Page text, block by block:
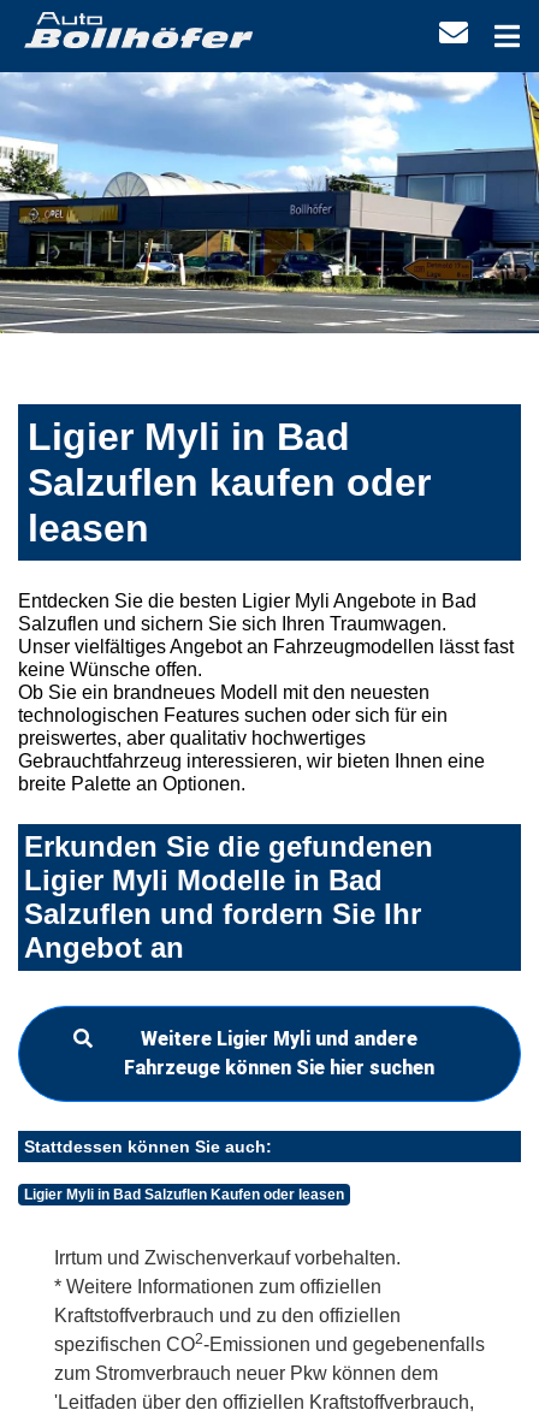
Ligier Myli in Bad
Salzuflen kaufen oder
leasen
Entdecken Sie die besten Ligier Myli Angebote in Bad
Salzuflen und sichern Sie sich Ihren Traumwagen.
Unser vielfältiges Angebot an Fahrzeugmodellen lässt fast
keine Wünsche offen.
Ob Sie ein brandneues Modell mit den neuesten
technologischen Features suchen oder sich für ein
preiswertes, aber qualitativ hochwertiges
Gebrauchtfahrzeug interessieren, wir bieten Ihnen eine
breite Palette an Optionen.
Erkunden Sie die gefundenen
Ligier Myli Modelle in Bad
Salzuflen und fordern Sie Ihr
Angebot an
Weitere Ligier Myli und andere
Fahrzeuge können Sie hier suchen
Stattdessen können Sie auch:
Ligier Myli in Bad Salzuflen Kaufen oder leasen
Irrtum und Zwischenverkauf vorbehalten.
* Weitere Informationen zum offiziellen
Kraftstoffverbrauch und zu den offiziellen
spezifischen CO2-Emissionen und gegebenenfalls
zum Stromverbrauch neuer Pkw können dem
'Leitfaden über den offiziellen Kraftstoffverbrauch,